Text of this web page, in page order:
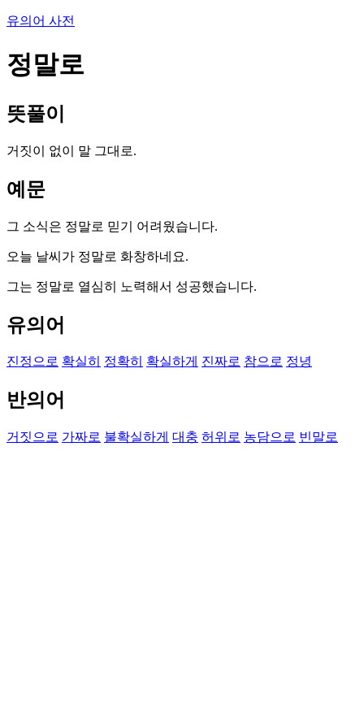
유의어 사전
정말로
뜻풀이
거짓이 없이 말 그대로.
예문
그 소식은 정말로 믿기 어려웠습니다.
오늘 날씨가 정말로 화창하네요.
그는 정말로 열심히 노력해서 성공했습니다.
유의어
진정으로 확실히 정확히 확실하게 진짜로 참으로 정녕
반의어
거짓으로 가짜로 불확실하게 대충 허위로 농담으로 빈말로